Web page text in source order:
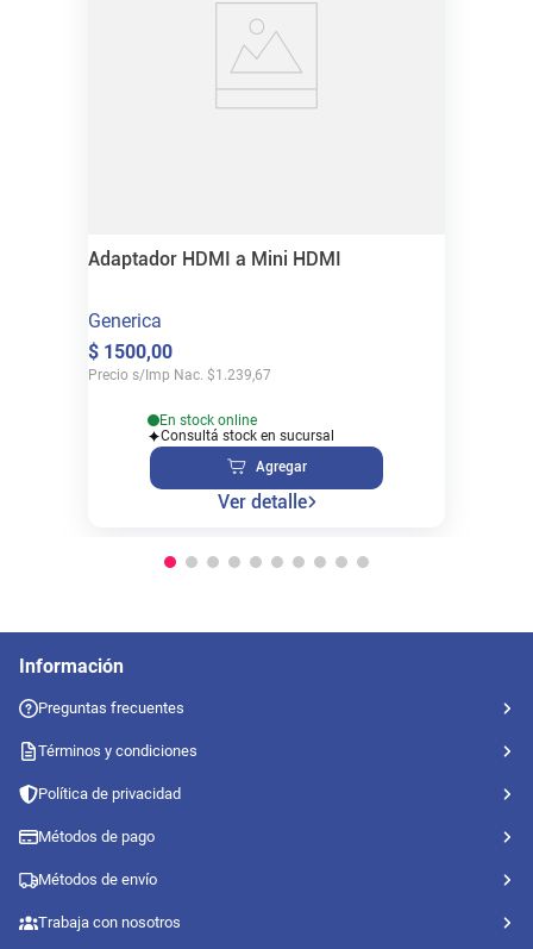
Adaptador HDMI a Mini HDMI
Generica
$ 1500,00
Precio s/Imp Nac. $1.239,67
En stock online
Consultá stock en sucursal
Agregar
Ver detalle
Información
Preguntas frecuentes
Términos y condiciones
Política de privacidad
Métodos de pago
Métodos de envío
Trabaja con nosotros